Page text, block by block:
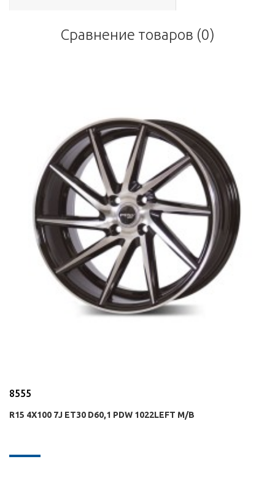
Сравнение товаров (0)
8555
R15 4X100 7J ET30 D60,1 PDW 1022LEFT M/B